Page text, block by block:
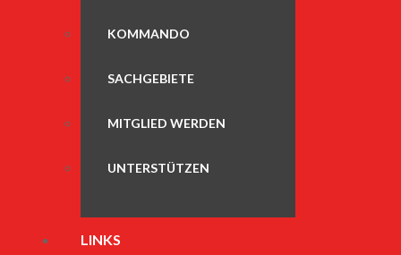
KOMMANDO
SACHGEBIETE
MITGLIED WERDEN
UNTERSTÜTZEN
LINKS